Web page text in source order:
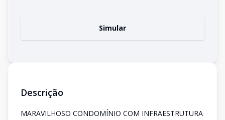
Simular
Descrição
MARAVILHOSO CONDOMÍNIO COM INFRAESTRUTURA